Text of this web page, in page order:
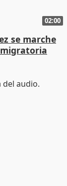
02:00
se marche
migratoria